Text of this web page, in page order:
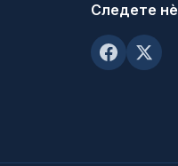
Следете нè